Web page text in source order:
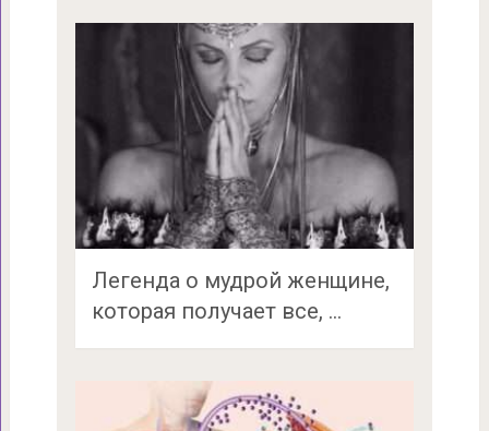
Легенда о мудрой женщине,
которая получает все, …